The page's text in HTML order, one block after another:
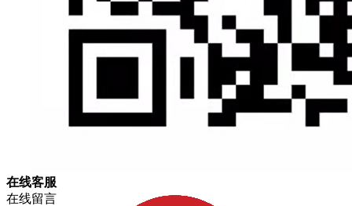
在线客服
在线留言